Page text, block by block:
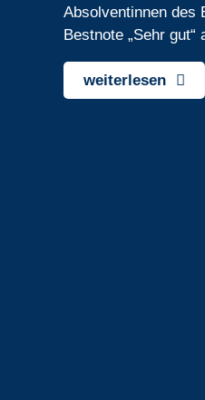
Absolventinnen des
Bestnote „Sehr
weiterlesen